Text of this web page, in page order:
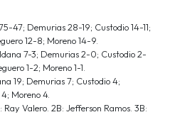
47; Demurias 28-19; Custodio 14-11;
12-8; Moreno 14-9.
7-3; Demurias 2-0; Custodio 2-
1-2; Moreno 1-1.
19; Demurias 7; Custodio 4;
Moreno 4.
Ray Valero. 2B: Jefferson Ramos. 3B: